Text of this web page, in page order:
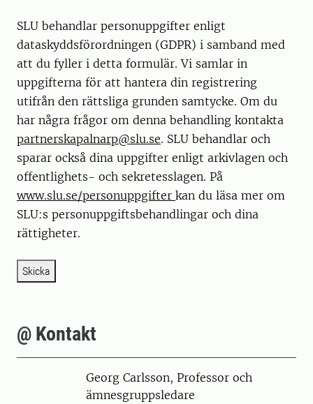
SLU behandlar personuppgifter enligt
dataskyddsförordningen (GDPR) i samband med
att du fyller i detta formulär. Vi samlar in
uppgifterna för att hantera din registrering
utifrån den rättsliga grunden samtycke. Om du
har några frågor om denna behandling kontakta
partnerskapalnarp@slu.se. SLU behandlar och
sparar också dina uppgifter enligt arkivlagen och
offentlighets- och sekretesslagen. På
www.slu.se/personuppgifter kan du läsa mer om
SLU:s personuppgiftsbehandlingar och dina
rättigheter.
Skicka
@ Kontakt
PersonGeorg Carlsson, Professor och
ämnesgruppsledare